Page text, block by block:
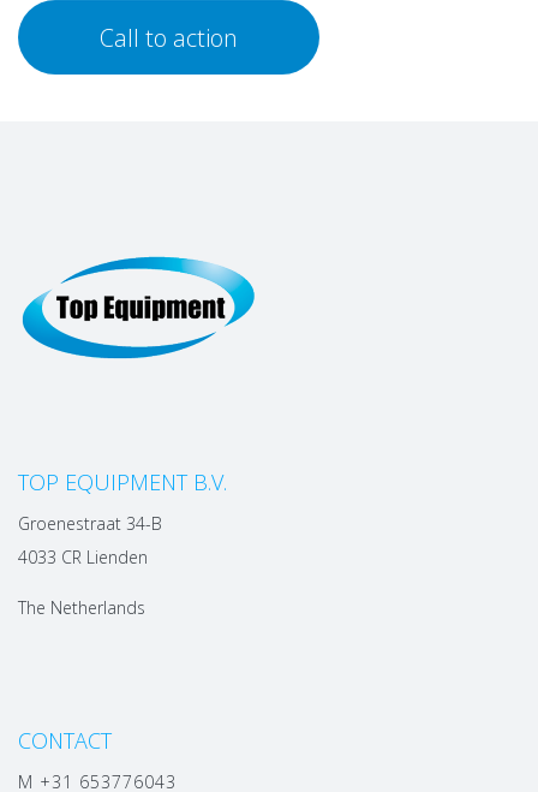
Call to action
TOP EQUIPMENT B.V.
Groenestraat 34-B
4033 CR Lienden
The Netherlands
CONTACT
M +31 653776043